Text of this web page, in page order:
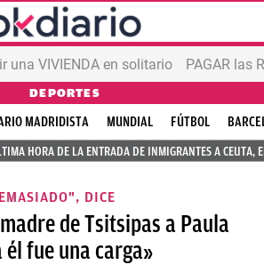
una VIVIENDA en solitario PAGAR las
DEPORTES
MADRIDISTA MUNDIAL FÚTBOL
HORA DE LA ENTRADA DE INMIGRANTES A CEUTA,
DICE
de Tsitsipas a Paula
él fue una carga»